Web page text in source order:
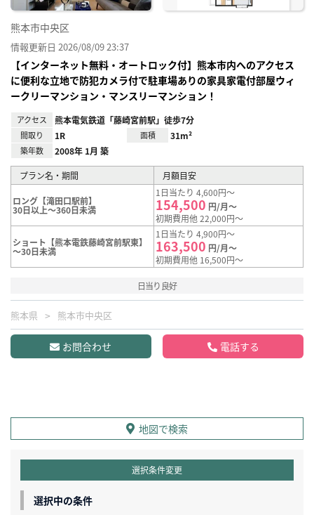
熊本市中央区
情報更新日 2026/08/09 23:37
【インターネット無料・オートロック付】熊本市内へのアクセス
に便利な立地で防犯カメラ付で駐車場ありの家具家電付部屋ウィ
ークリーマンション・マンスリーマンション！
アクセス 熊本電気鉄道「藤崎宮前駅」徒歩7分
間取り 1R 面積 31m²
築年数 2008年 1月 築
プラン名・期間 月額目安
ロング【滝田口駅前】
30日以上～360日未満
1日当たり 4,600円～
154,500 円/月～
初期費用他 22,000円～
ショート【熊本電鉄藤崎宮前駅東】
～30日未満
1日当たり 4,900円～
163,500 円/月～
初期費用他 16,500円～
日当り良好
熊本県 熊本市中央区
お問合わせ 電話する
地図で検索
選択条件変更
選択中の条件